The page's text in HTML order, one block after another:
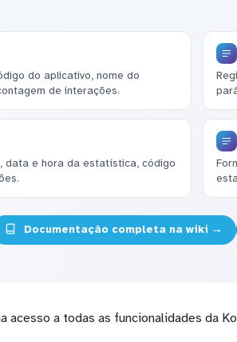
do aplicativo, nome do
de interações.
data e hora da estatística, código
Documentação completa na wiki →
acesso a todas as funcionalidades da